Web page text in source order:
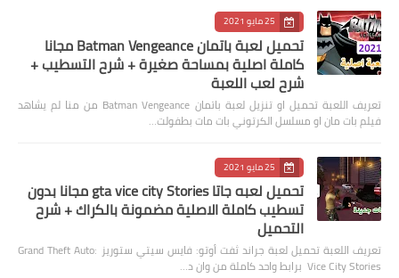
25 مايو 2021
تحميل لعبة باتمان Batman Vengeance مجانا
كاملة اصلية بمساحة صغيرة + شرح التسطيب +
شرح لعب اللعبة
تعريف اللعبة تحميل او تنزيل لعبة باتمان Batman Vengeance من منا لم يشاهد
فيلم بات مان او مسلسل الكرتوني بات مات بطفولت…
25 مايو 2021
تحميل لعبه جاتا gta vice city Stories مجانا بدون
تسطيب كاملة الاصلية مضمونة بالكراك + شرح
التحميل
تعريف اللعبة تحميل لعبة جراند ثفت أوتو: فايس سيتي ستوريز Grand Theft Auto:
Vice City Stories برابط واحد كاملة من وان د…